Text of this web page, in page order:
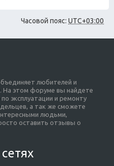
Часовой пояс: UTC+03:00
любителей и
На этом форуме вы найдете
эксплуатации и ремонту
а так же сможете
людьми,
оставить отзывы о